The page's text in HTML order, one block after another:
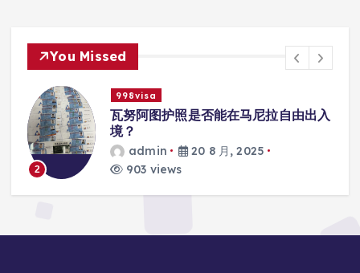
You Missed
3
998visa
瓦努阿图护照是否能在马尼拉使用国际
学校的注册？
admin
20 8 月, 2025
818 views